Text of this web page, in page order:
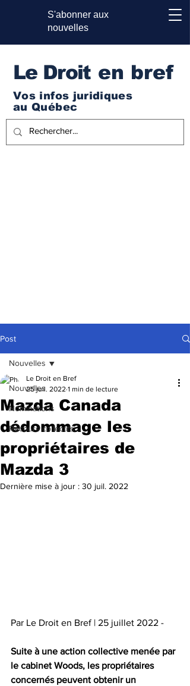
S'abonner aux
nouvelles
Le Droit en bref
Vos infos juridiques
au Québec
Post
Nouvelles
Nominations
Recours collectifs
Nouvelles
Mazda Canada
dédommage les
propriétaires de
Mazda 3
Le Droit en Bref
25 juil. 2022 1 min de lecture
Dernière mise à jour : 30 juil. 2022
Par Le Droit en Bref | 25 juillet 2022 -
Suite à une action collective menée par
le cabinet Woods, les propriétaires
concernés peuvent obtenir un